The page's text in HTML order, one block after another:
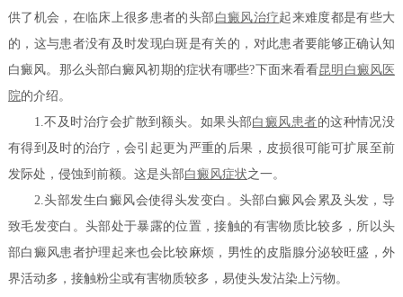
供了机会，在临床上很多患者的头部 白癜风治疗起来难度都是有些大
的，这与患者没有及时发现白斑是有关的，对此患者要能够正确认知
白癜风。那么头部白癜风初期的症状有哪些?下面来看看昆明白癜风医
院的介绍。
1.不及时治疗会扩散到额头。如果头部白癜风患者的这种情况没
有得到及时的治疗，会引起更为严重的后果，皮损很可能可扩展至前
发际处，侵蚀到前额。这是头部白癜风症状之一。
2.头部发生白癜风会使得头发变白。头部白癜风会累及头发，导
致毛发变白。头部处于暴露的位置，接触的有害物质比较多，所以头
部白癜风患者护理起来也会比较麻烦，男性的皮脂腺分泌较旺盛，外
界活动多，接触粉尘或有害物质较多，易使头发沾染上污物。